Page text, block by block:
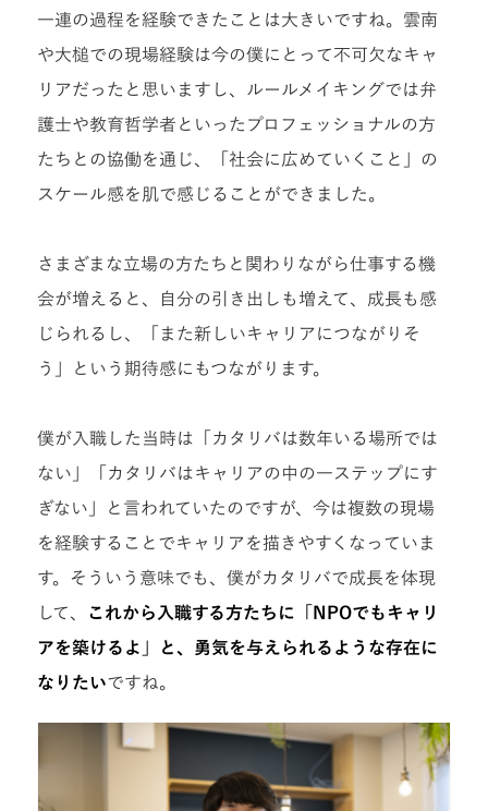
一連の過程を経験できたことは大きいですね。雲南
や大槌での現場経験は今の僕にとって不可欠なキャ
リアだったと思いますし、ルールメイキングでは弁
護士や教育哲学者といったプロフェッショナルの方
たちとの協働を通じ、「社会に広めていくこと」の
スケール感を肌で感じることができました。
さまざまな立場の方たちと関わりながら仕事する機
会が増えると、自分の引き出しも増えて、成長も感
じられるし、「また新しいキャリアにつながりそ
う」という期待感にもつながります。
僕が入職した当時は「カタリバは数年いる場所では
ない」「カタリバはキャリアの中の一ステップにす
ぎない」と言われていたのですが、今は複数の現場
を経験することでキャリアを描きやすくなっていま
す。そういう意味でも、僕がカタリバで成長を体現
して、
これから入職する方たちに「NPOでもキャリ
アを築けるよ」と、勇気を与えられるような存在に
なりたいですね。